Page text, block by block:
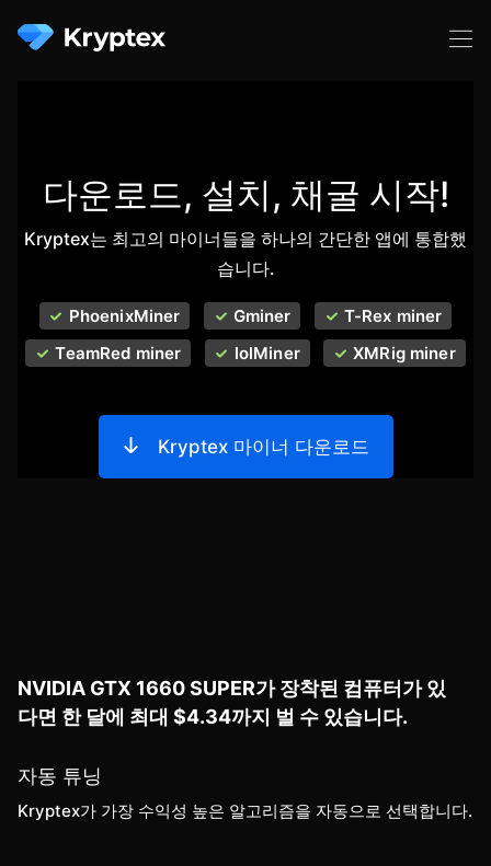
다운로드, 설치, 채굴 시작!
Kryptex는 최고의 마이너들을 하나의 간단한 앱에 통합했
습니다.
PhoenixMiner Gminer
T-Rex miner
TeamRed miner
lolMiner XMRig miner
Kryptex 마이너 다운로드
NVIDIA GTX 1660 SUPER가 장착된 컴퓨터가 있
다면 한 달에 최대 $4.34까지 벌 수 있습니다.
자동 튜닝
Kryptex가 가장 수익성 높은 알고리즘을 자동으로 선택합니다.